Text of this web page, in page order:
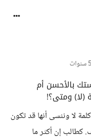
بالأحسن أم
(لا) ومتى؟!
لا وننسى أنها قد تكون
كطالب إن أكثر ما